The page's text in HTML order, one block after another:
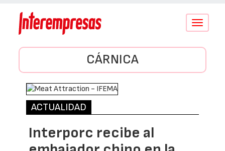
Conmutar
CÁRNICA
ACTUALIDAD
Interporc recibe al